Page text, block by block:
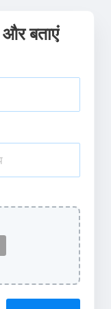
बताएं